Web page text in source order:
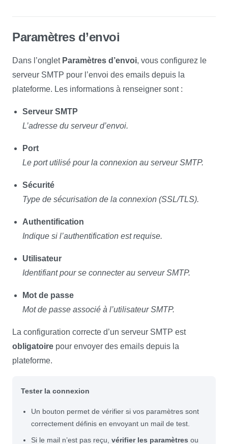
Paramètres d’envoi
Dans l’onglet Paramètres d’envoi, vous configurez le
serveur SMTP pour l’envoi des emails depuis la
plateforme. Les informations à renseigner sont :
Serveur SMTP
L’adresse du serveur d’envoi.
Port
Le port utilisé pour la connexion au serveur SMTP.
Sécurité
Type de sécurisation de la connexion (SSL/TLS).
Authentification
Indique si l’authentification est requise.
Utilisateur
Identifiant pour se connecter au serveur SMTP.
Mot de passe
Mot de passe associé à l’utilisateur SMTP.
La configuration correcte d’un serveur SMTP est
obligatoire pour envoyer des emails depuis la
plateforme.
Tester la connexion
Un bouton permet de vérifier si vos paramètres sont
correctement définis en envoyant un mail de test.
Si le mail n’est pas reçu, vérifier les paramètres ou